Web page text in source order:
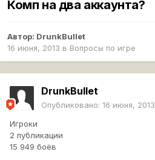
Комп на два аккаунта?
Автор: DrunkBullet
16 июня, 2013 в Вопросы по игре
DrunkBullet
Опубликовано: 16 июня, 2013
Игроки
2 публикации
15 949 боёв